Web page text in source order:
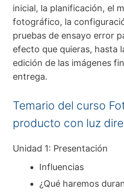
inicial, la planificación, el
fotográfico, la
pruebas de ensayo error
efecto que quieras, hasta
edición de las imágenes
entrega.
Temario del curso
producto con luz
Unidad 1: Presentación
Influencias
¿Qué haremos